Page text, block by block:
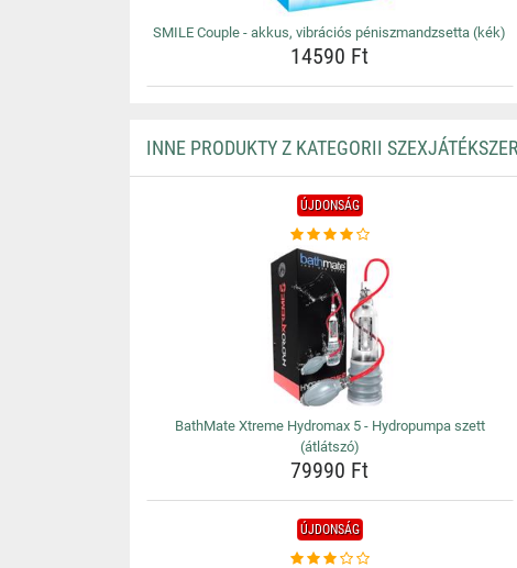
SMILE Couple - akkus, vibrációs péniszmandzsetta (kék)
14590 Ft
INNE PRODUKTY Z KATEGORII SZEXJÁTÉKSZER
ÚJDONSÁG
BathMate Xtreme Hydromax 5 - Hydropumpa szett
(átlátszó)
79990 Ft
ÚJDONSÁG